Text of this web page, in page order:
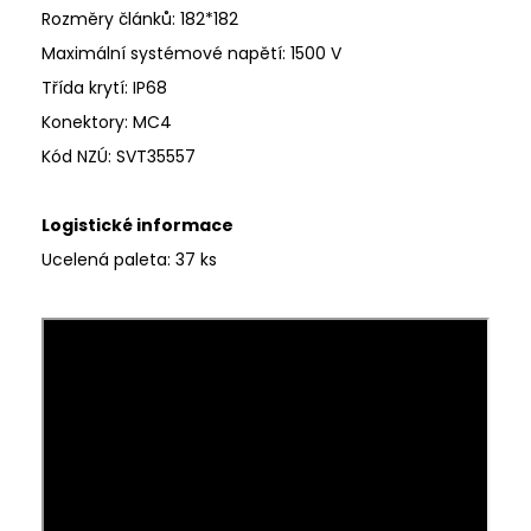
Rozměry článků: 182*182
Maximální systémové napětí: 1500 V
Třída krytí: IP68
Konektory: MC4
Kód NZÚ: SVT35557
Logistické informace
Ucelená paleta: 37 ks